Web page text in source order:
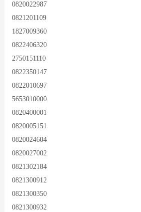
0820022987
0821201109
1827009360
0822406320
2750151110
0822350147
0822010697
5653010000
0820400001
0820005151
0820024604
0820027002
0821302184
0821300912
0821300350
0821300932